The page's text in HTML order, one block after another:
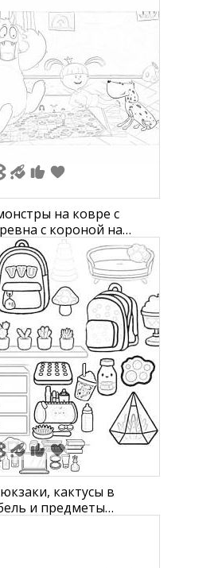
на ковре с
с короной на
на ковре вместе с
На заднем
занавески, картина
и игрушка в виде
кактусы в
и предметы